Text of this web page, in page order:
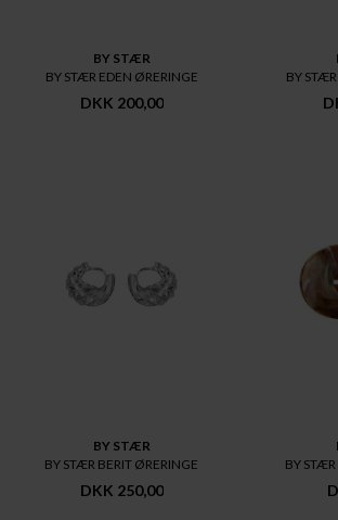
BY STÆR
BY STÆR EDEN ØRERINGE
DKK 200,00
BY
BY STÆR
BY STÆR BERIT ØRERINGE
DKK 250,00
BY